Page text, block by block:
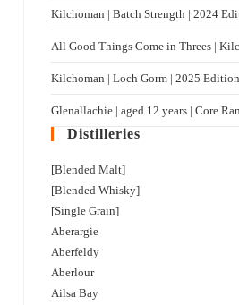
Kilchoman | Batch Strength | 2024
All Good Things Come in Threes |
Kilchoman | Loch Gorm​ | 2025 Edition
Glenallachie | aged 12 years | Core
Distilleries
[Blended Malt]
[Blended Whisky]
[Single Grain]
Aberargie
Aberfeldy
Aberlour
Ailsa Bay